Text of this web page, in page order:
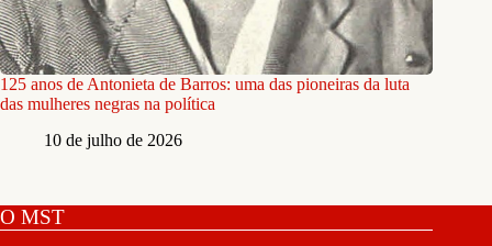
125 anos de Antonieta de Barros: uma das pioneiras da luta
das mulheres negras na política
10 de julho de 2026
O MST